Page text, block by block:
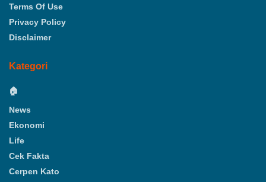
Terms Of Use
Privacy Policy
Disclaimer
Kategori
🏠
News
Ekonomi
Life
Cek Fakta
Cerpen Kato